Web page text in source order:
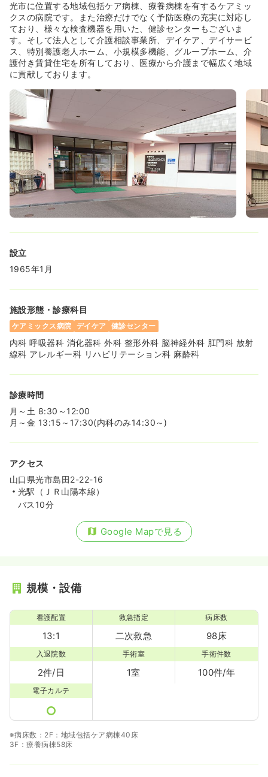
光市に位置する地域包括ケア病棟、療養病棟を有するケアミッ
クスの病院です。また治療だけでなく予防医療の充実に対応し
ており、様々な検査機器を用いた、健診センターもございま
す。そして法人として介護相談事業所、デイケア、デイサービ
ス、特別養護老人ホーム、小規模多機能、グループホーム、介
護付き賃貸住宅を所有しており、医療から介護まで幅広く地域
に貢献しております。
設立
1965年1月
施設形態・診療科目
ケアミックス病院 デイケア 健診センター
内科 呼吸器科 消化器科 外科 整形外科 脳神経外科 肛門科 放射
線科 アレルギー科 リハビリテーション科 麻酔科
診療時間
月～土 8:30～12:00
月～金 13:15～17:30(内科のみ14:30～)
アクセス
山口県光市島田2-22-16
光駅（ＪＲ山陽本線）
バス10分
Google Mapで見る
規模・設備
看護配置
13:1
救急指定
二次救急
病床数
98床
入退院数
2件/日
手術室
1室
手術件数
100件/年
電子カルテ
※病床数：2F：地域包括ケア病棟40床
3F：療養病棟58床